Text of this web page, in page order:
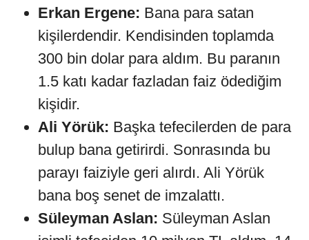
Erkan Ergene: Bana para satan
kişilerdendir. Kendisinden toplamda
300 bin dolar para aldım. Bu paranın
1.5 katı kadar fazladan faiz ödediğim
kişidir.
Ali Yörük: Başka tefecilerden de para
bulup bana getirirdi. Sonrasında bu
parayı faiziyle geri alırdı. Ali Yörük
bana boş senet de imzalattı.
Süleyman Aslan: Süleyman Aslan